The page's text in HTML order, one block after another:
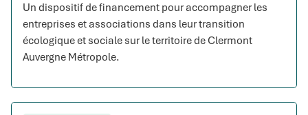
Un dispositif de financement pour accompagner les
entreprises et associations dans leur transition
écologique et sociale sur le territoire de Clermont
Auvergne Métropole.